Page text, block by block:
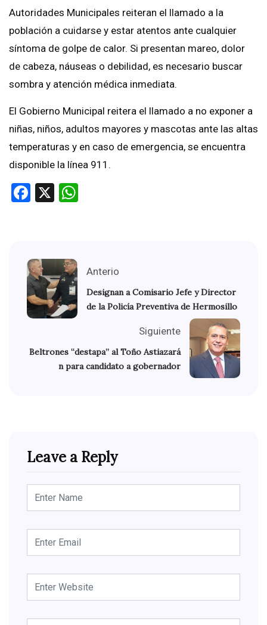
Autoridades Municipales reiteran el llamado a la
población a cuidarse y estar atentos ante cualquier
síntoma de golpe de calor. Si presentan mareo, dolor
de cabeza, náuseas o debilidad, es necesario buscar
sombra y atención médica inmediata.
El Gobierno Municipal reitera el llamado a no exponer a
niñas, niños, adultos mayores y mascotas ante las altas
temperaturas y en caso de emergencia, se encuentra
disponible la línea 911.
Facebook
X
Anterio
Designan a Comisario Jefe y Director
de la Policía Preventiva de Hermosillo
Siguiente
Beltrones “destapa” al Toño Astiazará
n para candidato a gobernador
Leave a Reply